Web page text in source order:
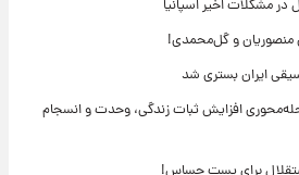
مشکلات اخیر اسپانیا
منصوریان و گل‌محمدی!
ایران بستری شد
افزایش ثبات زندگی، وحدت و انسجام